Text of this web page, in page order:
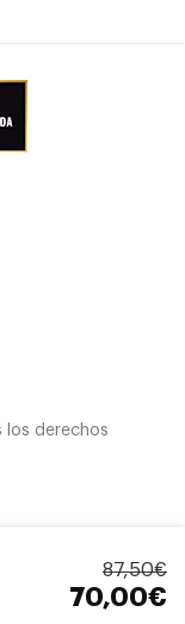
87,50€
70,00€
los derechos